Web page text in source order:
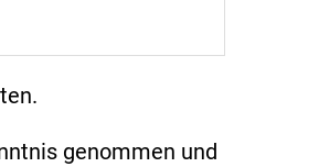
genommen und